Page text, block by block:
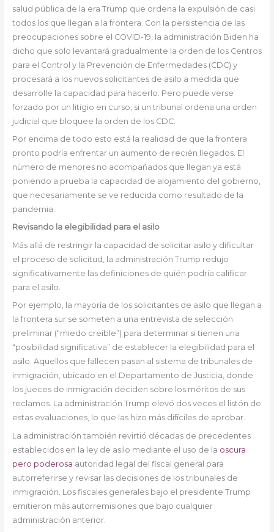
salud pública de la era Trump que ordena la expulsión de casi
todos los que llegan a la frontera. Con la persistencia de las
preocupaciones sobre el COVID-19, la administración Biden ha
dicho que solo levantará gradualmente la orden de los Centros
para el Control y la Prevención de Enfermedades (CDC) y
procesará a los nuevos solicitantes de asilo a medida que
desarrolle la capacidad para hacerlo. Pero puede verse
forzado por un litigio en curso, si un tribunal ordena una orden
judicial que bloquee la orden de los CDC.
Por encima de todo esto está la realidad de que la frontera
pronto podría enfrentar un aumento de recién llegados. El
número de menores no acompañados que llegan ya está
poniendo a prueba la capacidad de alojamiento del gobierno,
que necesariamente se ve reducida como resultado de la
pandemia.
Revisando la elegibilidad para el asilo
Más allá de restringir la capacidad de solicitar asilo y dificultar
el proceso de solicitud, la administración Trump redujo
significativamente las definiciones de quién podría calificar
para el asilo.
Por ejemplo, la mayoría de los solicitantes de asilo que llegan a
la frontera sur se someten a una entrevista de selección
preliminar (“miedo creíble”) para determinar si tienen una
“posibilidad significativa” de establecer la elegibilidad para el
asilo. Aquellos que fallecen pasan al sistema de tribunales de
inmigración, ubicado en el Departamento de Justicia, donde
los jueces de inmigración deciden sobre los méritos de sus
reclamos. La administración Trump elevó dos veces el listón de
estas evaluaciones, lo que las hizo más difíciles de aprobar.
La administración también revirtió décadas de precedentes
establecidos en la ley de asilo mediante el uso de la oscura
pero poderosa autoridad legal del fiscal general para
autorreferirse y revisar las decisiones de los tribunales de
inmigración. Los fiscales generales bajo el presidente Trump
emitieron más autorremisiones que bajo cualquier
administración anterior.